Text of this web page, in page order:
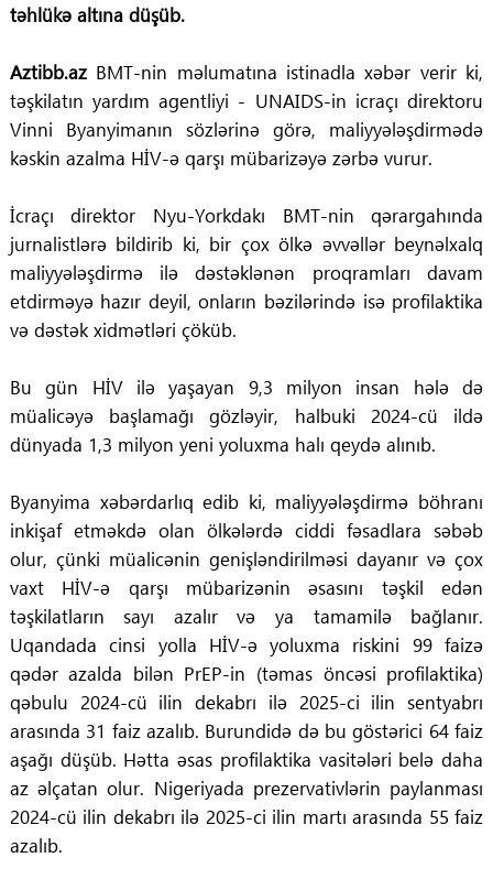
təhlükə altına düşüb.
Aztibb.azBMT-nin məlumatına istinadla xəbər verir ki,
təşkilatın yardım agentliyi - UNAIDS-in icraçı direktoru
Vinni Byanyimanın sözlərinə görə, maliyyələşdirmədə
kəskin azalma HİV-ə qarşı mübarizəyə zərbə vurur.
İcraçı direktor Nyu-Yorkdakı BMT-nin qərargahında
jurnalistlərə bildirib ki, bir çox ölkə əvvəllər beynəlxalq
maliyyələşdirmə ilə dəstəklənən proqramları davam
etdirməyə hazır deyil, onların bəzilərində isə profilaktika
və dəstək xidmətləri çöküb.
Bu gün HİV ilə yaşayan 9,3 milyon insan hələ də
müalicəyə başlamağı gözləyir, halbuki 2024-cü ildə
dünyada 1,3 milyon yeni yoluxma halı qeydə alınıb.
Byanyima xəbərdarlıq edib ki, maliyyələşdirmə böhranı
inkişaf etməkdə olan ölkələrdə ciddi fəsadlara səbəb
olur, çünki müalicənin genişləndirilməsi dayanır və çox
vaxt HİV-ə qarşı mübarizənin əsasını təşkil edən
təşkilatların sayı azalır və ya tamamilə bağlanır.
Uqandada cinsi yolla HİV-ə yoluxma riskini 99 faizə
qədər azalda bilən PrEP-in (təmas öncəsi profilaktika)
qəbulu 2024-cü ilin dekabrı ilə 2025-ci ilin sentyabrı
arasında 31 faiz azalıb. Burundidə də bu göstərici 64 faiz
aşağı düşüb. Hətta əsas profilaktika vasitələri belə daha
az əlçatan olur. Nigeriyada prezervativlərin paylanması
2024-cü ilin dekabrı ilə 2025-ci ilin martı arasında 55 faiz
azalıb.